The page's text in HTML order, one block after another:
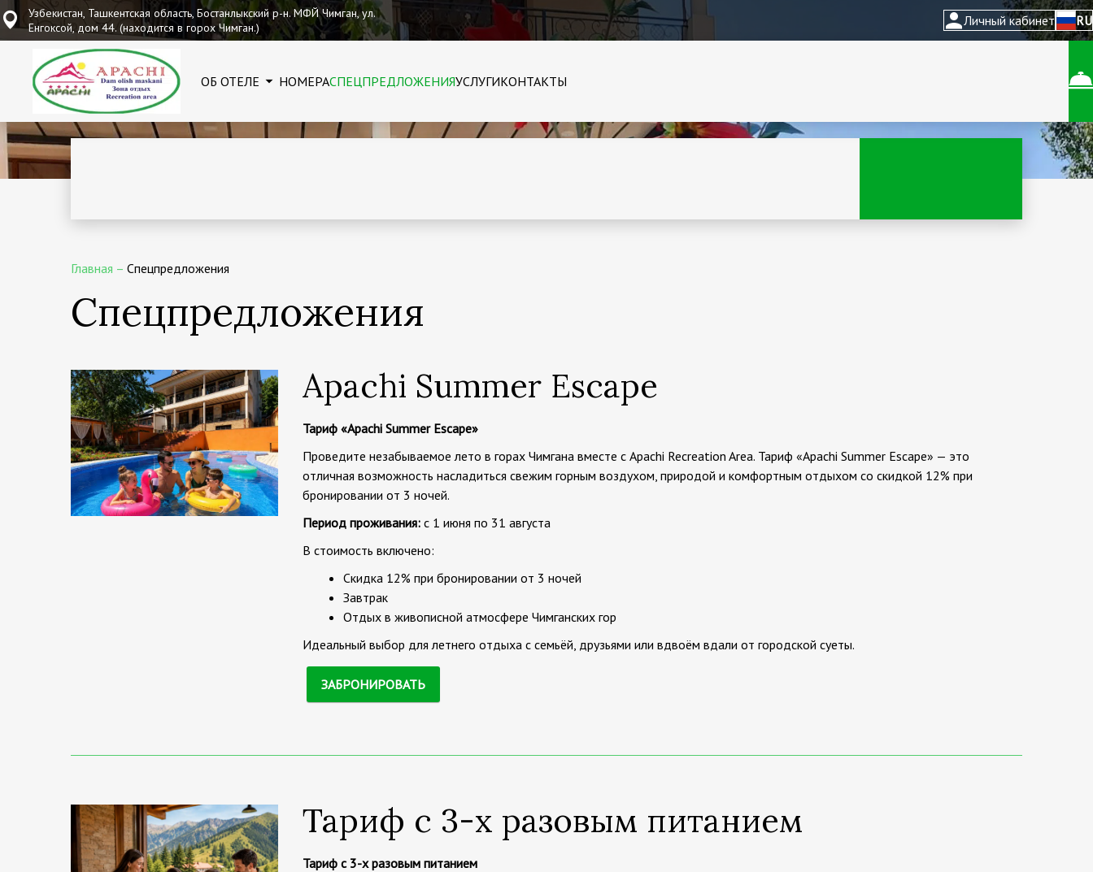
Узбекистан, Ташкентская область, Бостанлыкский р-н. МФЙ Чимган, ул.
Енгоксой, дом 44. (находится в горох Чимган.)
Личный кабинет RU
ОБ ОТЕЛЕ НОМЕРАСПЕЦПРЕДЛОЖЕНИЯУСЛУГИКОНТАКТЫ
Главная – Спецпредложения
Спецпредложения
Apachi Summer Escape
Тариф «Apachi Summer Escape»
Проведите незабываемое лето в горах Чимгана вместе с Apachi Recreation Area. Тариф «Apachi Summer Escape» — это
отличная возможность насладиться свежим горным воздухом, природой и комфортным отдыхом со скидкой 12% при
бронировании от 3 ночей.
Период проживания: с 1 июня по 31 августа
В стоимость включено:
Скидка 12% при бронировании от 3 ночей
Завтрак
Отдых в живописной атмосфере Чимганских гор
Идеальный выбор для летнего отдыха с семьёй, друзьями или вдвоём вдали от городской суеты.
ЗАБРОНИРОВАТЬ
Тариф с 3-х разовым питанием
Тариф с 3-х разовым питанием